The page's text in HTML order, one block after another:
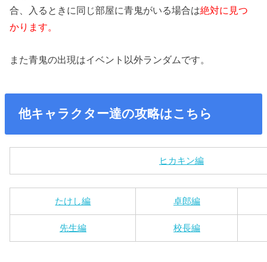
合、入るときに同じ部屋に青鬼がいる場合は絶対に見つ
かります。
また青鬼の出現はイベント以外ランダムです。
他キャラクター達の攻略はこちら
ヒカキン編
たけし編 卓郎編
先生編 校長編